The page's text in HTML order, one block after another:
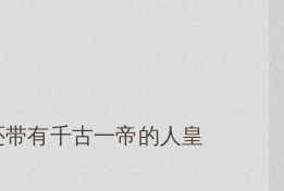
有千古一帝的人皇